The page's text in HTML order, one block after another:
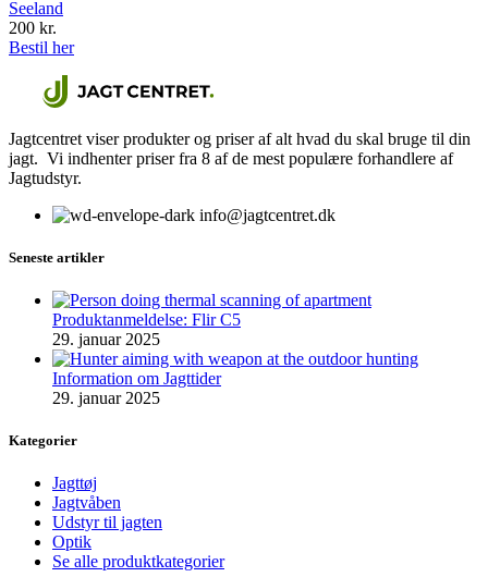
Seeland
200 kr.
Bestil her
Jagtcentret viser produkter og priser af alt hvad du skal bruge til din
jagt. Vi indhenter priser fra 8 af de mest populære forhandlere af
Jagtudstyr.
info@jagtcentret.dk
Seneste artikler
Produktanmeldelse: Flir C5
29. januar 2025
Information om Jagttider
29. januar 2025
Kategorier
Jagttøj
Jagtvåben
Udstyr til jagten
Optik
Se alle produktkategorier